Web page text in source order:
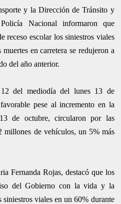
y la Dirección de Tránsito y
Nacional informaron que
receso escolar los siniestros viales
en carretera se redujeron a
del año anterior.
del mediodía del lunes 13 de
pese al incremento en la
de octubre, circularon por las
millones de vehículos, un 5% más
Fernanda Rojas, destacó que los
del Gobierno con la vida y la
viales en un 60% durante